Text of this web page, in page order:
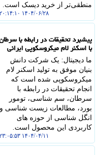
منطقی‌تر از خرید دیسک است.
۱۴۰۴/۰۶/۲۸ ۲۰:۱۴:۱۰
پیشبرد تحقیقات در رابطه با
با اسکنر لام میکروسکوپی ایرانی
ما دیجیتال: یک شرکت دانش
بنیان موفق به تولید اسکنر لام
میکروسکوپی شده است که
انجام تحقیقات در رابطه با
سرطان، سم شناسی، تومور
بورد، مطالعات زیست شناسی و
انگل شناسی از حوزه های
کاربردی این محصول است.
۱۴۰۴/۰۴/۱۱ ۲۳:۰۵:۵۳